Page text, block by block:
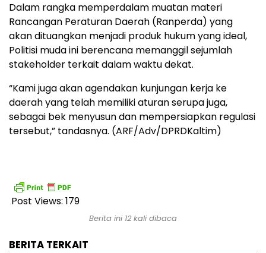
Dalam rangka memperdalam muatan materi
Rancangan Peraturan Daerah (Ranperda) yang
akan dituangkan menjadi produk hukum yang ideal,
Politisi muda ini berencana memanggil sejumlah
stakeholder terkait dalam waktu dekat.
“Kami juga akan agendakan kunjungan kerja ke
daerah yang telah memiliki aturan serupa juga,
sebagai bek menyusun dan mempersiapkan regulasi
tersebut,” tandasnya. (ARF/Adv/DPRDKaltim)
Post Views: 179
Berita ini 12 kali dibaca
BERITA TERKAIT